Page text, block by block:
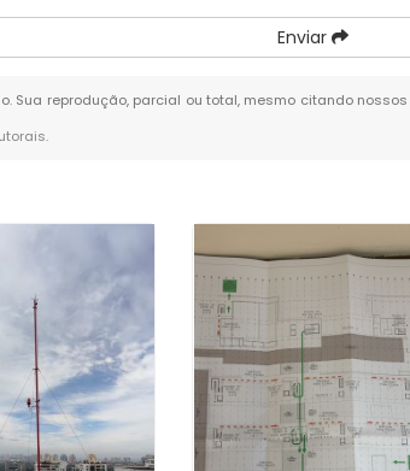
Enviar
Sua reprodução, parcial ou total, mesmo citando
.